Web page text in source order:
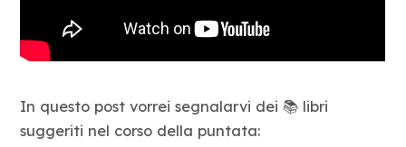
In questo post vorrei segnalarvi dei 📚 libri
suggeriti nel corso della puntata: